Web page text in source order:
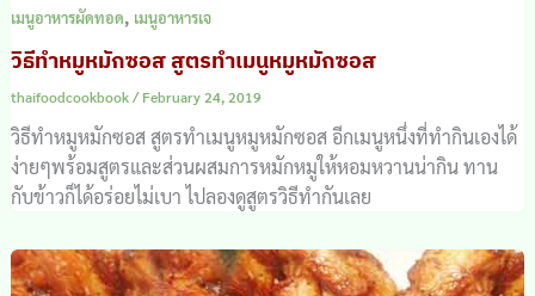
เมนูอาหารผัดทอด, เมนูอาหารเจ
วิธีทำหมูหมักซอส สูตรทำเมนูหมูหมักซอส
thaifoodcookbook/February 24, 2019
วิธีทำหมูหมักซอส สูตรทำเมนูหมูหมักซอส อีกเมนูหนึ่งที่ทำกินเองได้
ง่ายๆพร้อมสูตรและส่วนผสมการหมักหมูให้หอมหวานน่ากิน ทาน
กับข้าวก็ได้อร่อยไม่เบา ไปลองดูสูตรวิธีทำกันเลย